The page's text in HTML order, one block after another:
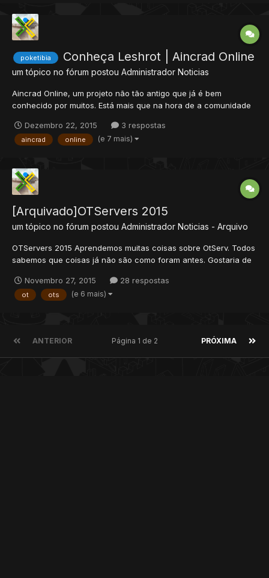
poketibia Conheça Leshrot | Aincrad Online
um tópico no fórum postou Administrador Noticias
Aincrad Online, um projeto não tão antigo que já é bem
conhecido por muitos. Está mais que na hora de a comunidade
forma de se fazer isto, se não uma entrevista com um dos
donos do projeto? Gostaria de apresentar a vocês, a estrela da
Dezembro 22, 2015 3 respostas
aincrad online (e 7 mais)
[Arquivado]OTServers 2015
um tópico no fórum postou Administrador Noticias - Arquivo
OTServers 2015 Aprendemos muitas coisas sobre OtServ. Todos
sabemos que coisas já não são como foram antes. Gostaria de
sobre o rumo atual dos servidores de otserv. Nada específico,
deixo o tema aberto para debate.
Novembro 27, 2015 28 respostas
ot ots (e 6 mais)
ANTERIOR PRÓXIMA
Página 1 de 2